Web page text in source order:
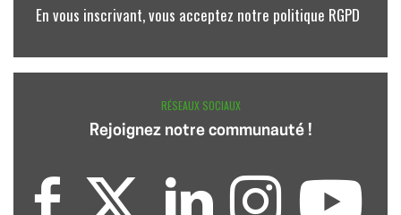
En vous inscrivant, vous acceptez notre politique RGPD
RÉSEAUX SOCIAUX
Rejoignez notre communauté !